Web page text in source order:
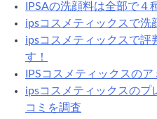
IPSAの洗顔料は全部で４
ipsコスメティックスで洗
ipsコスメティックスで評
す！
IPSコスメティックスのア
ipsコスメティックスのプ
コミを調査